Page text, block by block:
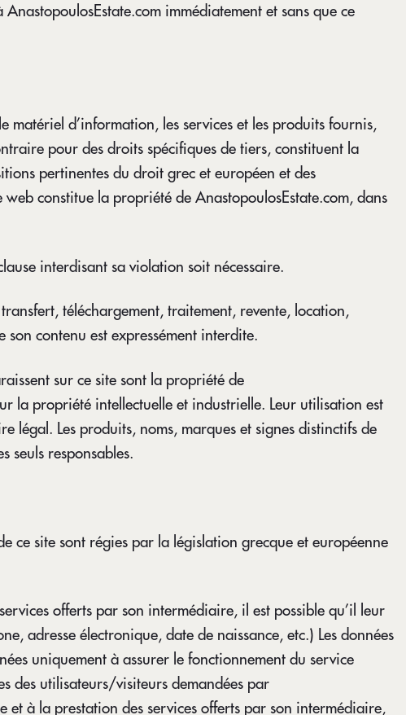
immédiatement et sans que ce
matériel d’information, les services et les produits fournis,
pour des droits spécifiques de tiers, constituent la
pertinentes du droit grec et européen et des
constitue la propriété de AnastopoulosEstate.com, dans
interdisant sa violation soit nécessaire.
téléchargement, traitement, revente, location,
contenu est expressément interdite.
sur ce site sont la propriété de
la propriété intellectuelle et industrielle. Leur utilisation est
légal. Les produits, noms, marques et signes distinctifs de
seuls responsables.
ce site sont régies par la législation grecque et européenne
offerts par son intermédiaire, il est possible qu’il leur
adresse électronique, date de naissance, etc.) Les données
uniquement à assurer le fonctionnement du service
des utilisateurs/visiteurs demandées par
et à la prestation des services offerts par son intermédiaire,